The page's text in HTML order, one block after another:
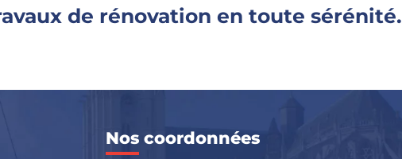
de rénovation en toute sérénité.
Nos coordonnées